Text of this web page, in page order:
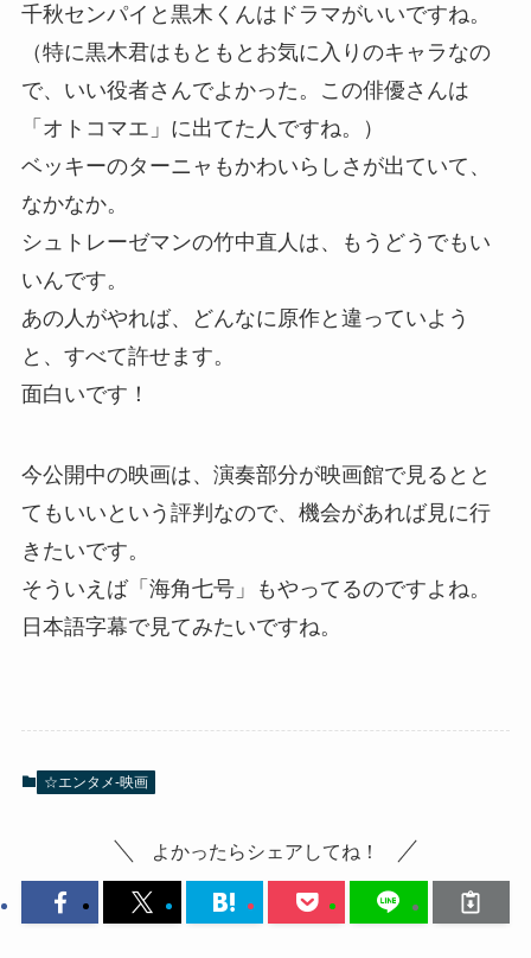
千秋センパイと黒木くんはドラマがいいですね。
（特に黒木君はもともとお気に入りのキャラなの
で、いい役者さんでよかった。この俳優さんは
「オトコマエ」に出てた人ですね。）
ベッキーのターニャもかわいらしさが出ていて、
なかなか。
シュトレーゼマンの竹中直人は、もうどうでもい
いんです。
あの人がやれば、どんなに原作と違っていよう
と、すべて許せます。
面白いです！
今公開中の映画は、演奏部分が映画館で見るとと
てもいいという評判なので、機会があれば見に行
きたいです。
そういえば「海角七号」もやってるのですよね。
日本語字幕で見てみたいですね。
☆エンタメ-映画
よかったらシェアしてね！